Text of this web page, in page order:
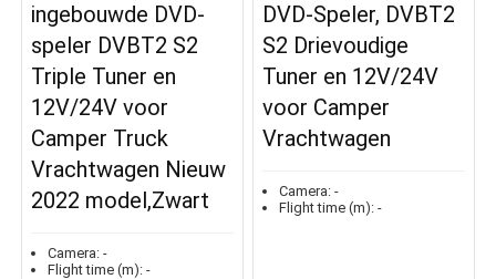
ingebouwde DVD-
speler DVBT2 S2
Triple Tuner en
12V/24V voor
Camper Truck
Vrachtwagen Nieuw
2022 model,Zwart
Camera: -
Flight time (m): -
DVD-Speler, DVBT2
S2 Drievoudige
Tuner en 12V/24V
voor Camper
Vrachtwagen
Camera: -
Flight time (m): -